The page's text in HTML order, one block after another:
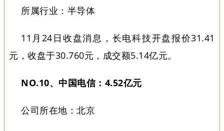
所属行业：半导体
11月24日收盘消息，长电科技开盘报价31.41
元，收盘于30.760元，成交额5.14亿元。
NO.10、中国电信：4.52亿元
公司所在地：北京